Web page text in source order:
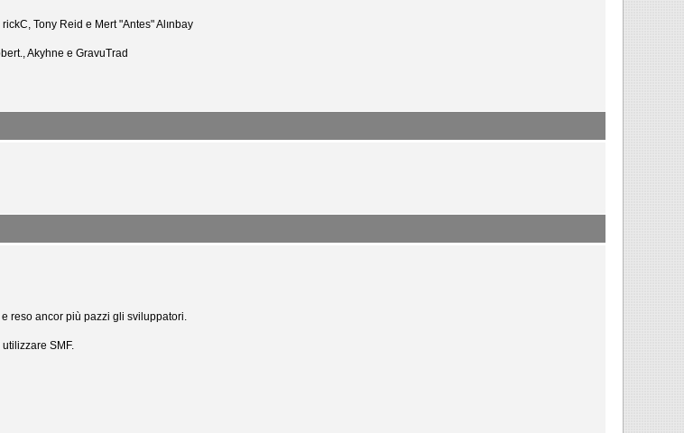
Tony Reid e Mert "Antes" Alınbay
Akyhne e GravuTrad
reso ancor più pazzi gli sviluppatori.
SMF.